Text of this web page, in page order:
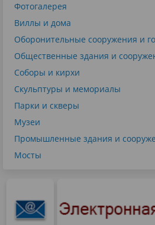
Фотогалерея
Виллы и дома
Оборонительные сооружения и
Общественные здания и
Соборы и кирхи
Скульптуры и мемориалы
Парки и скверы
Музеи
Промышленные здания и
Мосты